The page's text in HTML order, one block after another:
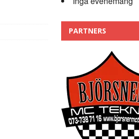
PARTNERS